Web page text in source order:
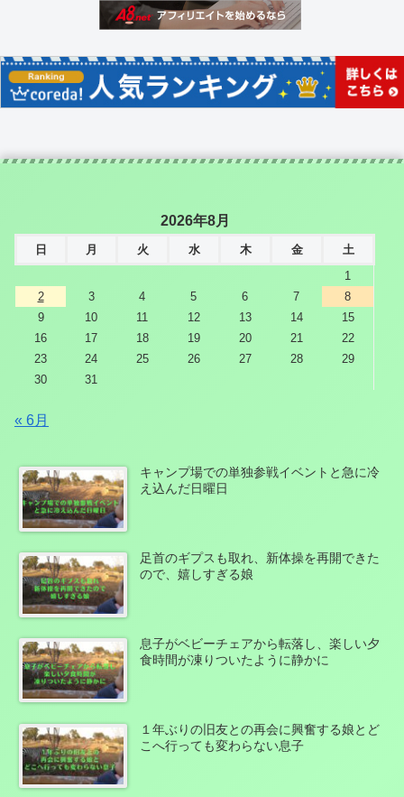
2026年8月
日 月 火 水 木 金
土
1
2
3 4 5 6 7
8
9
10 11 12 13 14
15
16
17 18 19 20 21
22
23
24 25 26 27 28
29
30
31
« 6月
キャンプ場での単独参戦イベントと急に冷
え込んだ日曜日
足首のギプスも取れ、新体操を再開できた
ので、嬉しすぎる娘
息子がベビーチェアから転落し、楽しい夕
食時間が凍りついたように静かに
１年ぶりの旧友との再会に興奮する娘とど
こへ行っても変わらない息子